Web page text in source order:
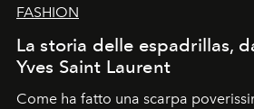
FASHION
La storia delle espadrillas,
Yves Saint Laurent
Come ha fatto una scarpa